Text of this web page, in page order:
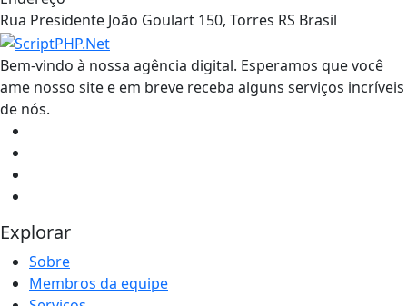
Rua Presidente João Goulart 150, Torres RS Brasil
Bem-vindo à nossa agência digital. Esperamos que você
ame nosso site e em breve receba alguns serviços incríveis
de nós.
Explorar
Sobre
Membros da equipe